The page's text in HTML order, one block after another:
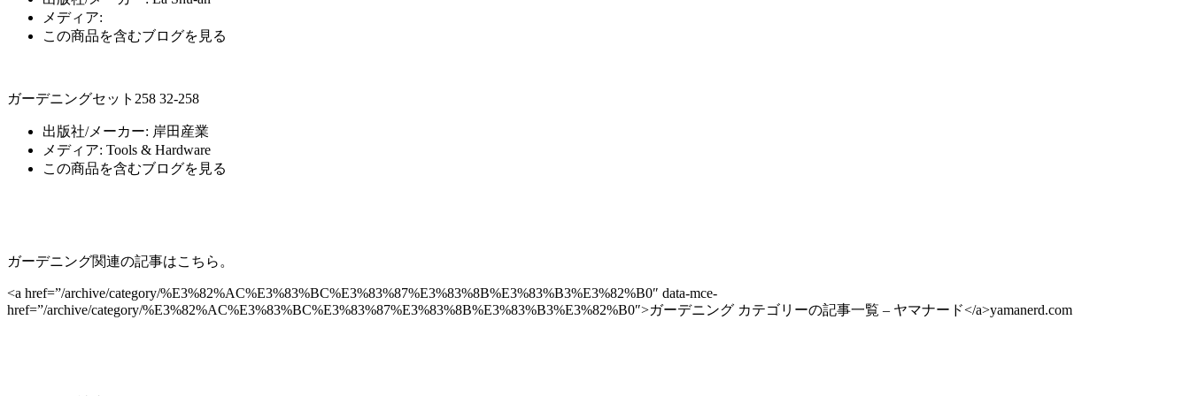
メディア:
この商品を含むブログを見る
ガーデニングセット258 32-258
出版社/メーカー: 岸田産業
メディア: Tools & Hardware
この商品を含むブログを見る
ガーデニング関連の記事はこちら。
<a href=”/archive/category/%E3%82%AC%E3%83%BC%E3%83%87%E3%83%8B%E3%83%B3%E3%82%B0″ data-mce-
href=”/archive/category/%E3%82%AC%E3%83%BC%E3%83%87%E3%83%8B%E3%83%B3%E3%82%B0″>ガーデニング カテゴリーの記事一覧 – ヤマナード</a>yamanerd.com